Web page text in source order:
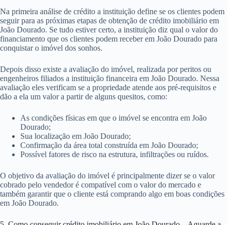
Na primeira análise de crédito a instituição define se os clientes podem
seguir para as próximas etapas de obtenção de crédito imobiliário em
João Dourado. Se tudo estiver certo, a instituição diz qual o valor do
financiamento que os clientes podem receber em João Dourado para
conquistar o imóvel dos sonhos.
Depois disso existe a avaliação do imóvel, realizada por peritos ou
engenheiros filiados a instituição financeira em João Dourado. Nessa
avaliação eles verificam se a propriedade atende aos pré-requisitos e
dão a ela um valor a partir de alguns quesitos, como:
As condições físicas em que o imóvel se encontra em João
Dourado;
Sua localização em João Dourado;
Confirmação da área total construída em João Dourado;
Possível fatores de risco na estrutura, infiltrações ou ruídos.
O objetivo da avaliação do imóvel é principalmente dizer se o valor
cobrado pelo vendedor é compatível com o valor do mercado e
também garantir que o cliente está comprando algo em boas condições
em João Dourado.